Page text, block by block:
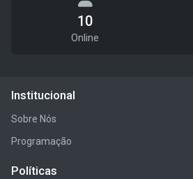
10
Online
Institucional
Sobre Nós
Programação
Políticas